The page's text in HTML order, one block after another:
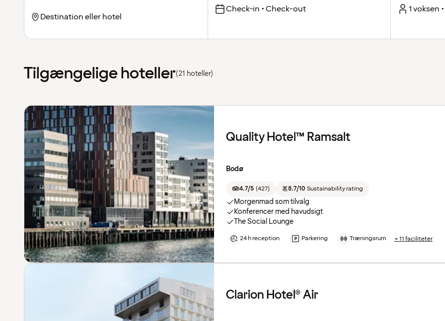
Check-in • Check-out 1 voksen
Tilgængelige hoteller(21 hoteller)
Quality Hotel™ Ramsalt
Bodø
4.7/5 (427) 8.7/10 Sustainability rating
Morgenmad som tilvalg
Konferencer med havudsigt
The Social Lounge
24 h reception Parkering Træningsrum + 11 faciliteter
Clarion Hotel® Air